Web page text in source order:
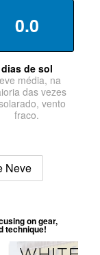
0.0
dias de sol
média, na
das vezes
vento
fraco.
Neve